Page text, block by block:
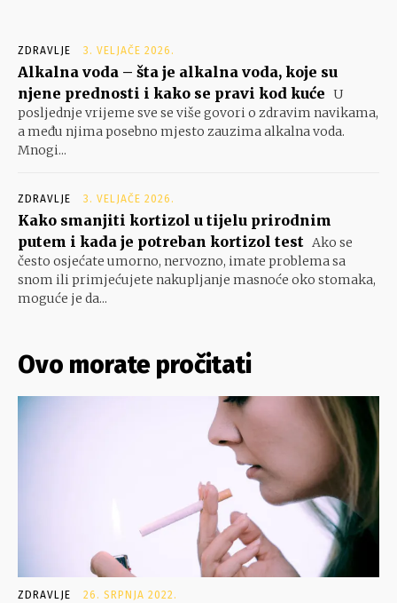
ZDRAVLJE 3. VELJAČE 2026.
Alkalna voda – šta je alkalna voda, koje su
njene prednosti i kako se pravi kod kuće U
posljednje vrijeme sve se više govori o zdravim navikama,
a među njima posebno mjesto zauzima alkalna voda.
Mnogi...
ZDRAVLJE 3. VELJAČE 2026.
Kako smanjiti kortizol u tijelu prirodnim
putem i kada je potreban kortizol test Ako se
često osjećate umorno, nervozno, imate problema sa
snom ili primjećujete nakupljanje masnoće oko stomaka,
moguće je da...
Ovo morate pročitati
ZDRAVLJE 26. SRPNJA 2022.